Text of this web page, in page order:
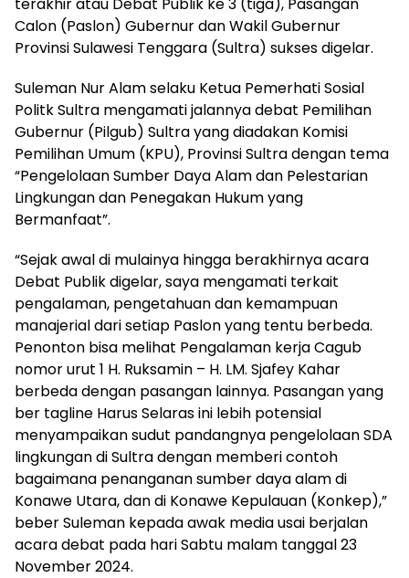
Calon (Paslon) Gubernur dan Wakil Gubernur
Provinsi Sulawesi Tenggara (Sultra) sukses digelar.
Suleman Nur Alam selaku Ketua Pemerhati Sosial
Politk Sultra mengamati jalannya debat Pemilihan
Gubernur (Pilgub) Sultra yang diadakan Komisi
Pemilihan Umum (KPU), Provinsi Sultra dengan tema
“Pengelolaan Sumber Daya Alam dan Pelestarian
Lingkungan dan Penegakan Hukum yang
Bermanfaat”.
“Sejak awal di mulainya hingga berakhirnya acara
Debat Publik digelar, saya mengamati terkait
pengalaman, pengetahuan dan kemampuan
manajerial dari setiap Paslon yang tentu berbeda.
Penonton bisa melihat Pengalaman kerja Cagub
nomor urut 1 H. Ruksamin – H. LM. Sjafey Kahar
berbeda dengan pasangan lainnya. Pasangan yang
ber tagline Harus Selaras ini lebih potensial
menyampaikan sudut pandangnya pengelolaan SDA
lingkungan di Sultra dengan memberi contoh
bagaimana penanganan sumber daya alam di
Konawe Utara, dan di Konawe Kepulauan (Konkep),”
beber Suleman kepada awak media usai berjalan
acara debat pada hari Sabtu malam tanggal 23
November 2024.